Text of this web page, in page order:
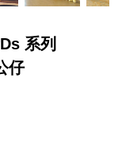
系列
仔